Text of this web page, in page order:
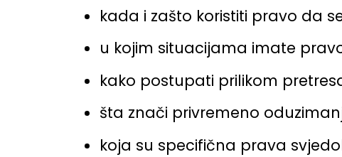
kada i zašto koristiti pravo da
u kojim situacijama imate
kako postupati prilikom
šta znači privremeno
koja su specifična prava